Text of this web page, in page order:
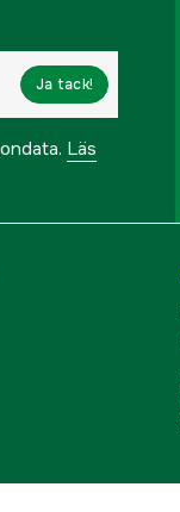
Ja tack!
Läs